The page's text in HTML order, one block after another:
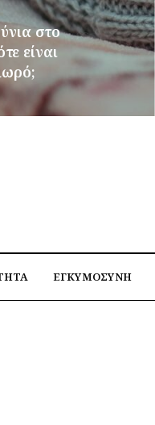
στο
είναι
ΕΓΚΥΜΟΣΥΝΗ